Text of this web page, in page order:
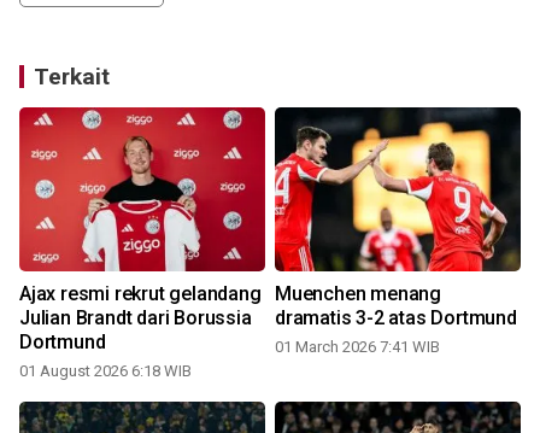
Terkait
Ajax resmi rekrut gelandang
Julian Brandt dari Borussia
Dortmund
01 August 2026 6:18 WIB
Muenchen menang
dramatis 3-2 atas Dortmund
01 March 2026 7:41 WIB